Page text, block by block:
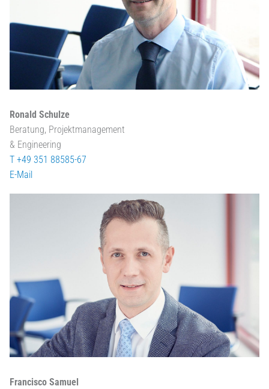
Ronald Schulze
Beratung, Projektmanagement
& Engineering
T +49 351 88585-67
E-Mail
Francisco Samuel